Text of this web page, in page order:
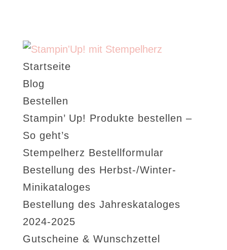
Startseite
Blog
Bestellen
Stampin’ Up! Produkte bestellen –
So geht’s
Stempelherz Bestellformular
Bestellung des Herbst-/Winter-
Minikataloges
Bestellung des Jahreskataloges
2024-2025
Gutscheine & Wunschzettel